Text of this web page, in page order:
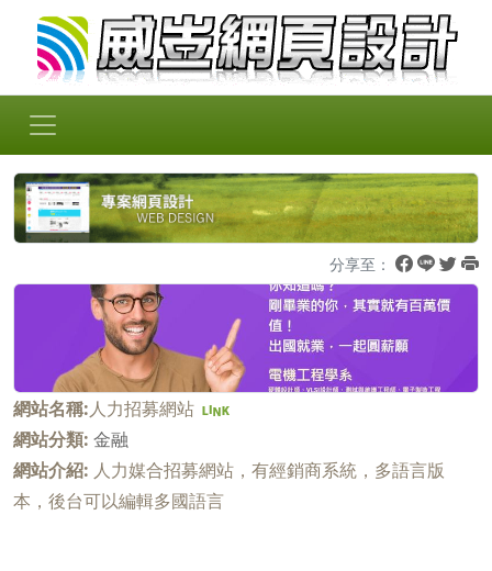
分享至：
網站名稱:人力招募網站
網站分類: 金融
網站介紹: 人力媒合招募網站，有經銷商系統，多語言版
本，後台可以編輯多國語言